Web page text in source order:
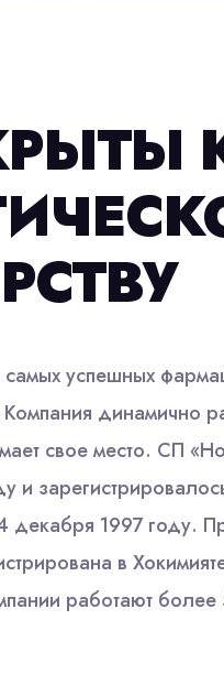
успешных
динамично
свое место. СП
и
1997 году.
в
работают